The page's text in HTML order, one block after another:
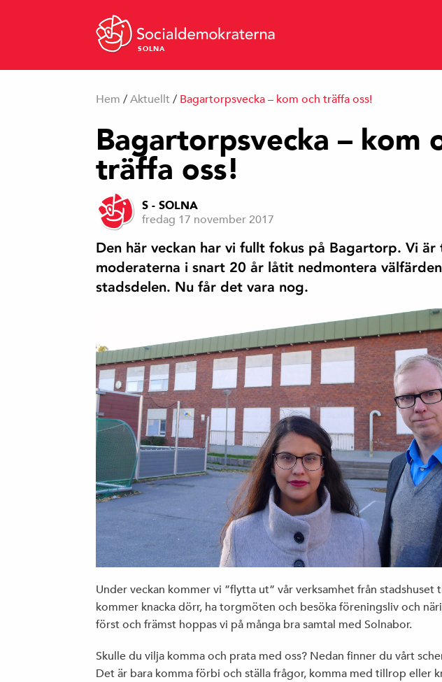
SOLNA
Hem / Aktuellt / Bagartorpsvecka – kom och träffa oss!
Bagartorpsvecka – kom
träffa oss!
S - SOLNA
fredag 17 november 2017
Den här veckan har vi fullt fokus på Bagartorp. Vi
moderaterna i snart 20 år låtit nedmontera
stadsdelen. Nu får det vara nog.
Under veckan kommer vi ”flytta ut” vår verksamhet från stadshuset
kommer knacka dörr, ha torgmöten och besöka föreningsliv och
först och främst hoppas vi på många bra samtal med Solnabor.
Skulle du vilja komma och prata med oss? Nedan finner du vårt
Det är bara komma förbi och ställa frågor, komma med tillrop eller